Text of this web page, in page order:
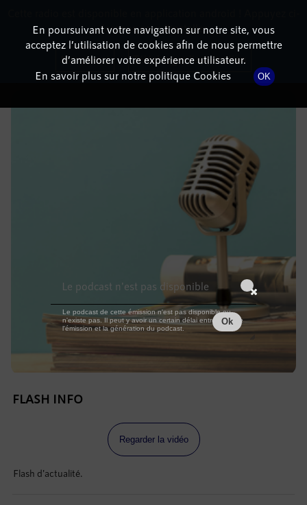
DÉTAILS DE L'ÉPISODE
13 juillet 2022à 15h00, durée : Invalid date
FLASH INFO
Regarder la vidéo
Flash d'actualité.
En poursuivant votre navigation sur notre site, vous
acceptez l’utilisation de cookies afin de nous permettre
d’améliorer votre expérience utilisateur.
En savoir plus sur notre politique Cookies
OK
dessous pour l'installer.
Non merci Télécharger l'application
Le podcast n'est pas disponible
Le podcast de cette émission n'est pas disponible ou
n'existe pas. Il peut y avoir un certain délai entre la fin de
l'émission et la génération du podcast.
Ok